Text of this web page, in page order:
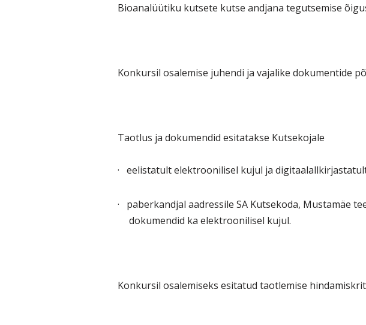
Bioanalüütiku kutsete kutse andjana tegutsemise
Konkursil osalemise juhendi ja vajalike dokumentide
Taotlus ja dokumendid esitatakse Kutsekojale
· eelistatult elektroonilisel kujul ja
·
paberkandjal aadressile SA Kutsekoda, Mustamäe
dokumendid ka elektroonilisel kujul.
Konkursil osalemiseks esitatud taotlemise